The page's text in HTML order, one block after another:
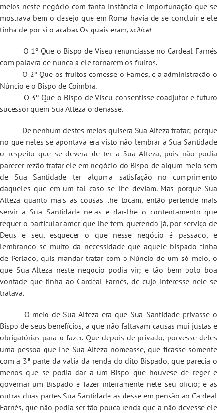
meios neste negócio com tanta instância e importunação que se
mostrava bem o desejo que em Roma havia de se concluir e ele
tinha de por si o acabar. Os quais eram, scilicet
O 1º Que o Bispo de Viseu renunciasse no Cardeal Farnés
com palavra de nunca a ele tornarem os fruitos.
O 2º Que os fruitos comesse o Farnés, e a administração o
Núncio e o Bispo de Coimbra.
O 3º Que o Bispo de Viseu consentisse coadjutor e futuro
sucessor quem Sua Alteza ordenasse.
De nenhum destes meios quisera Sua Alteza tratar; porque
no que neles se apontava era visto não lembrar a Sua Santidade
o respeito que se devera de ter a Sua Alteza, pois não podia
parecer rezão tratar ele em negócio do Bispo de algum meio sem
de Sua Santidade ter alguma satisfação no cumprimento
daqueles que em um tal caso se lhe deviam. Mas porque Sua
Alteza quanto mais as cousas lhe tocam, então pertende mais
servir a Sua Santidade nelas e dar-lhe o contentamento que
requer o particular amor que lhe tem, querendo já, por serviço de
Deus e seu, esquecer o que nesse negócio é passado, e
lembrando-se muito da necessidade que aquele bispado tinha
de Perlado, quis mandar tratar com o Núncio de um só meio, o
que Sua Alteza neste negócio podia vir; e tão bem polo boa
vontade que tinha ao Cardeal Farnés, de cujo interesse nele se
tratava.
O meio de Sua Alteza era que Sua Santidade privasse o
Bispo de seus benefícios, a que não faltavam causas mui justas e
obrigatórias para o fazer. Que depois de privado, porvesse deles
uma pessoa que lhe Sua Alteza nomeasse, que ficasse somente
com a 3ª parte da valia da renda do dito Bispado, que parecia o
menos que se podia dar a um Bispo que houvese de reger e
governar um Bispado e fazer inteiramente nele seu ofício; e as
outras duas partes Sua Santidade as desse em pensão ao Cardeal
Farnés, que não podia ser tão pouca renda que a não devesse ele